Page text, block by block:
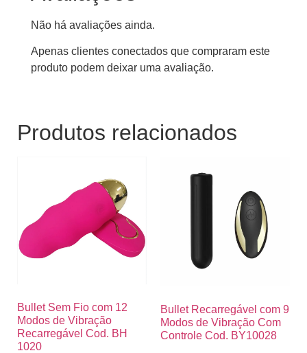
Não há avaliações ainda.
Apenas clientes conectados que compraram este
produto podem deixar uma avaliação.
Produtos relacionados
Bullet Sem Fio com 12
Modos de Vibração
Recarregável Cod. BH
1020
Bullet Recarregável com 9
Modos de Vibração Com
Controle Cod. BY10028